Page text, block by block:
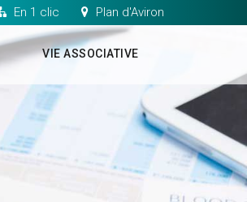
En 1 clic Plan d'Aviron
VIE ASSOCIATIVE